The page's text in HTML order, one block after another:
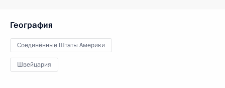
География
Соединённые Штаты Америки
Швейцария